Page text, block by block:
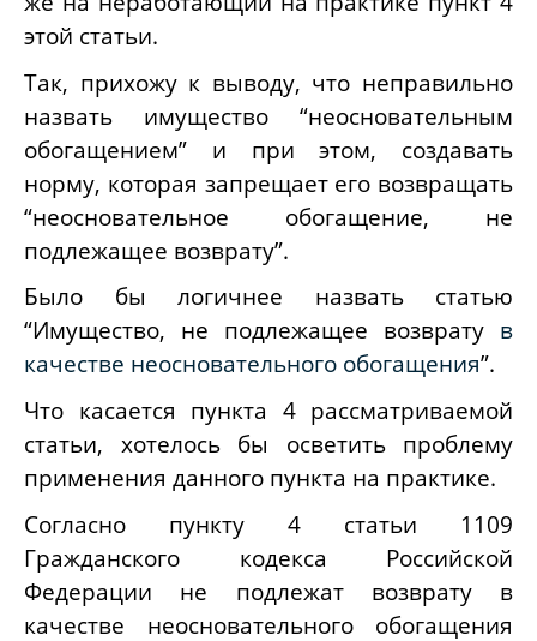
этой статьи.
Так, прихожу к выводу, что неправильно
назвать имущество “неосновательным
обогащением” и при этом, создавать
норму, которая запрещает его возвращать
“неосновательное обогащение, не
подлежащее возврату”.
Было бы логичнее назвать статью
“Имущество, не подлежащее возврату в
качестве неосновательного обогащения”.
Что касается пункта 4 рассматриваемой
статьи, хотелось бы осветить проблему
применения данного пункта на практике.
Согласно пункту 4 статьи 1109
Гражданского кодекса Российской
Федерации не подлежат возврату в
качестве неосновательного обогащения